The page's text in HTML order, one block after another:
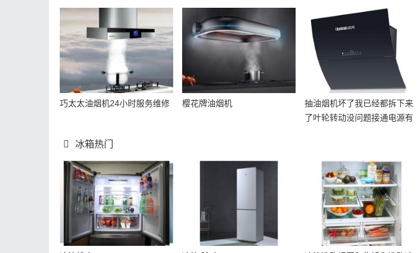
巧太太油烟机24小时服务维修 樱花牌油烟机
抽油烟机坏了我已经都拆下来
了叶轮转动没问题接通电源有
冰箱热门